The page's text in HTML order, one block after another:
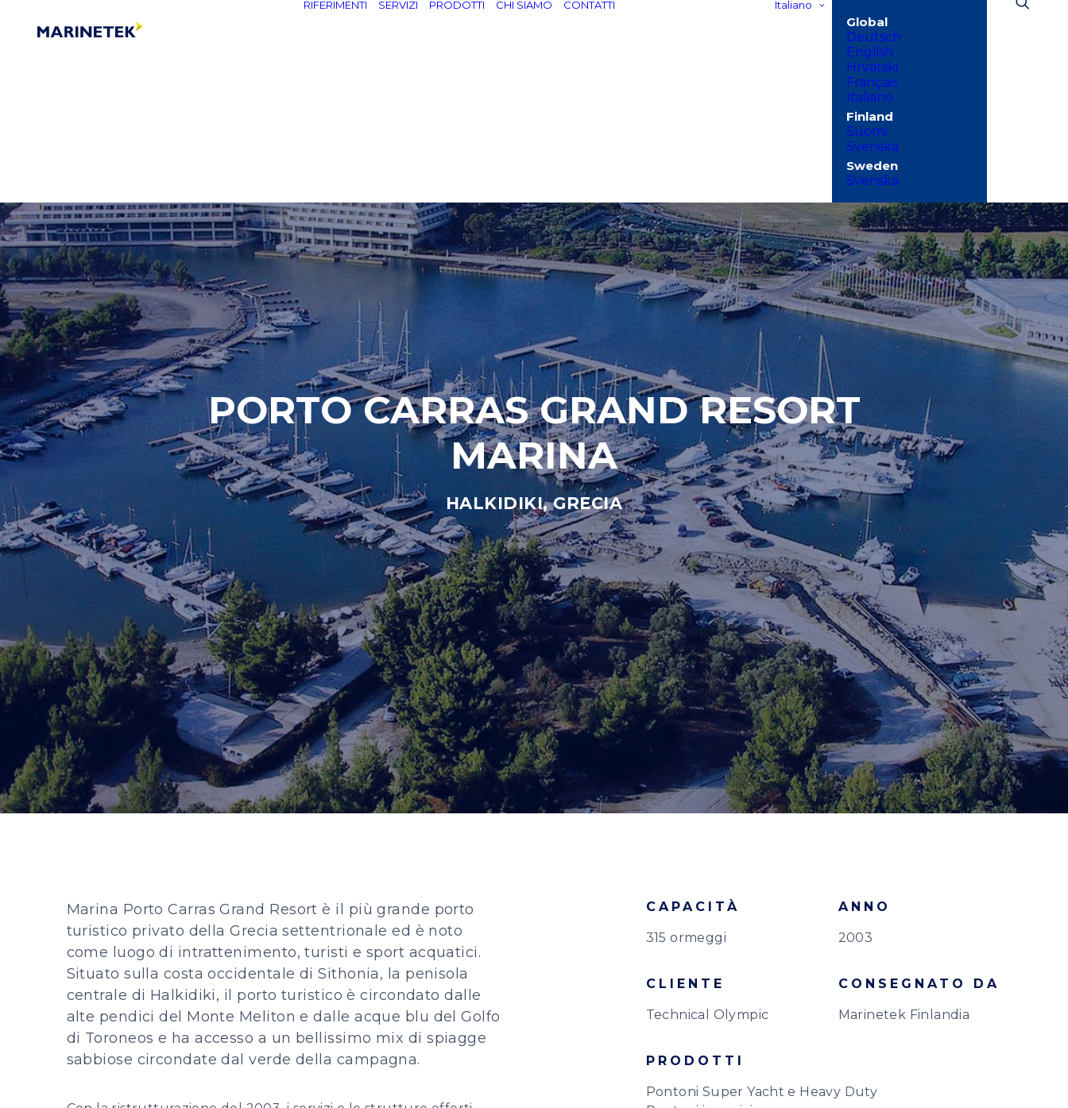
RIFERIMENTI SERVIZI PRODOTTI CHI SIAMO CONTATTI Italiano
Deutsch
English
Hrvatski
Français
Italiano
Suomi
Svenska
Svenska
PORTO CARRAS GRAND RESORT
MARINA
HALKIDIKI, GRECIA
Marina Porto Carras Grand Resort è il più grande porto
turistico privato della Grecia settentrionale ed è noto
come luogo di intrattenimento, turisti e sport acquatici.
Situato sulla costa occidentale di Sithonia, la penisola
centrale di Halkidiki, il porto turistico è circondato dalle
alte pendici del Monte Meliton e dalle acque blu del Golfo
di Toroneos e ha accesso a un bellissimo mix di spiagge
sabbiose circondate dal verde della campagna.
CAPACITÀ
315 ormeggi
ANNO
2003
CLIENTE
Technical Olympic
CONSEGNATO DA
Marinetek Finlandia
PRODOTTI
Pontoni Super Yacht e Heavy Duty